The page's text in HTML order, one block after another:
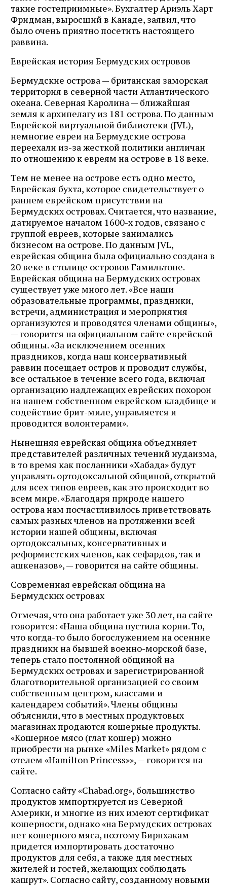
такие гостеприимные». Бухгалтер Ариэль Харт
Фридман, выросший в Канаде, заявил, что
было очень приятно посетить настоящего
раввина.
Еврейская история Бермудских островов
Бермудские острова — британская заморская
территория в северной части Атлантического
океана. Северная Каролина — ближайшая
земля к архипелагу из 181 острова. По данным
Еврейской виртуальной библиотеки (JVL),
немногие евреи на Бермудские острова
переехали из-за жесткой политики англичан
по отношению к евреям на острове в 18 веке.
Тем не менее на острове есть одно место,
Еврейская бухта, которое свидетельствует о
раннем еврейском присутствии на
Бермудских островах. Считается, что название,
датируемое началом 1600-х годов, связано с
группой евреев, которые занимались
бизнесом на острове. По данным JVL,
еврейская община была официально создана в
20 веке в столице островов Гамильтоне.
Еврейская община на Бермудских островах
существует уже много лет. «Все наши
образовательные программы, праздники,
встречи, администрация и мероприятия
организуются и проводятся членами общины»,
— говорится на официальном сайте еврейской
общины. «За исключением осенних
праздников, когда наш консервативный
раввин посещает остров и проводит службы,
все остальное в течение всего года, включая
организацию надлежащих еврейских похорон
на нашем собственном еврейском кладбище и
содействие брит-миле, управляется и
проводится волонтерами».
Нынешняя еврейская община объединяет
представителей различных течений иудаизма,
в то время как посланники «Хабада» будут
управлять ортодоксальной общиной, открытой
для всех типов евреев, как это происходит во
всем мире. «Благодаря природе нашего
острова нам посчастливилось приветствовать
самых разных членов на протяжении всей
истории нашей общины, включая
ортодоксальных, консервативных и
реформистских членов, как сефардов, так и
ашкеназов», — говорится на сайте общины.
Современная еврейская община на
Бермудских островах
Отмечая, что она работает уже 30 лет, на сайте
говорится: «Наша община пустила корни. То,
что когда-то было богослужением на осенние
праздники на бывшей военно-морской базе,
теперь стало постоянной общиной на
Бермудских островах и зарегистрированной
благотворительной организацией со своим
собственным центром, классами и
календарем событий». Члены общины
объяснили, что в местных продуктовых
магазинах продаются кошерные продукты.
«Кошерное мясо (глат кошер) можно
приобрести на рынке «Miles Market» рядом с
отелем «Hamilton Princess»», — говорится на
сайте.
Согласно сайту «Chabad.org», большинство
продуктов импортируется из Северной
Америки, и многие из них имеют сертификат
кошерности, однако «на Бермудских островах
нет кошерного мяса, поэтому Бирнхакам
придется импортировать достаточно
продуктов для себя, а также для местных
жителей и гостей, желающих соблюдать
кашрут». Согласно сайту, созданному новыми